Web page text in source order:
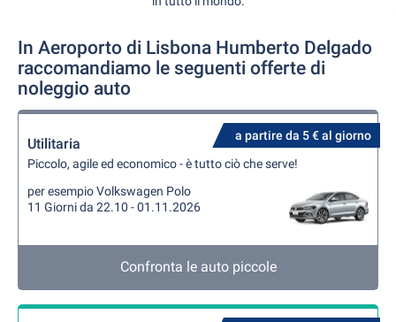
In Aeroporto di Lisbona Humberto Delgado
raccomandiamo le seguenti offerte di
noleggio auto
a partire da 5 € al giorno
Utilitaria
Piccolo, agile ed economico - è tutto ciò che serve!
per esempio Volkswagen Polo
11 Giorni da 22.10 - 01.11.2026
Confronta le auto piccole